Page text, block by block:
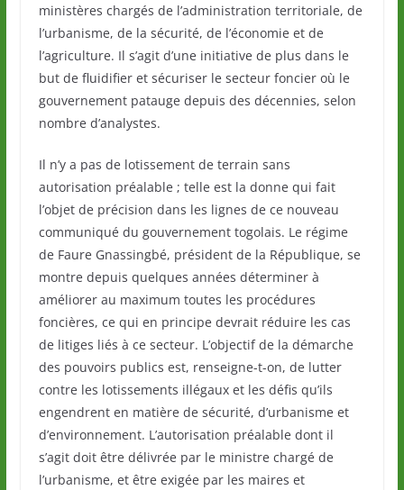
ministères chargés de l’administration territoriale, de
l’urbanisme, de la sécurité, de l’économie et de
l’agriculture. Il s’agit d’une initiative de plus dans le
but de fluidifier et sécuriser le secteur foncier où le
gouvernement patauge depuis des décennies, selon
nombre d’analystes.
Il n’y a pas de lotissement de terrain sans
autorisation préalable ; telle est la donne qui fait
l’objet de précision dans les lignes de ce nouveau
communiqué du gouvernement togolais. Le régime
de Faure Gnassingbé, président de la République, se
montre depuis quelques années déterminer à
améliorer au maximum toutes les procédures
foncières, ce qui en principe devrait réduire les cas
de litiges liés à ce secteur. L’objectif de la démarche
des pouvoirs publics est, renseigne-t-on, de lutter
contre les lotissements illégaux et les défis qu’ils
engendrent en matière de sécurité, d’urbanisme et
d’environnement. L’autorisation préalable dont il
s’agit doit être délivrée par le ministre chargé de
l’urbanisme, et être exigée par les maires et